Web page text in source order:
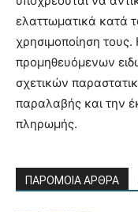
ελαττωματικά κατά
χρησιμοποίηση
προμηθευόμενων
σχετικών
παραλαβής και την
πληρωμής.
ΠΑΡΟΜΟΙΑ ΑΡΘΡΑ